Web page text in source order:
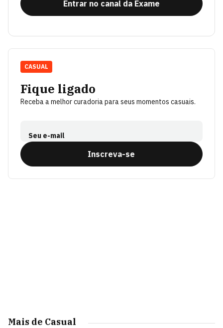
Entrar no canal da Exame
Fique ligado
Receba a melhor curadoria para seus momentos casuais.
Seu e-mail
Inscreva-se
CASUAL
Mais de Casual